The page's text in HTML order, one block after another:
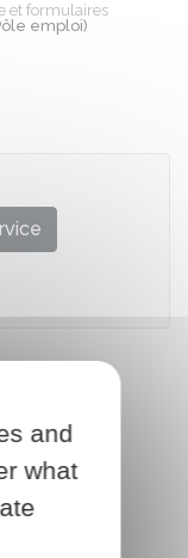
et formulaires
emploi)
and
what